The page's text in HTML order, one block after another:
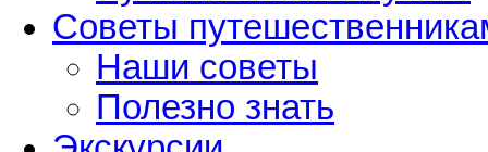
Советы
Наши советы
Полезно знать